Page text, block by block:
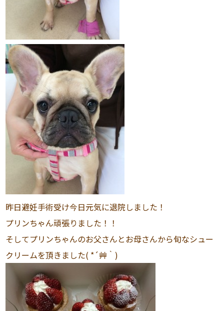
昨日避妊手術受け今日元気に退院しました！
プリンちゃん頑張りました！！
そしてプリンちゃんのお父さんとお母さんから旬なシュー
クリームを頂きました( *´艸｀)